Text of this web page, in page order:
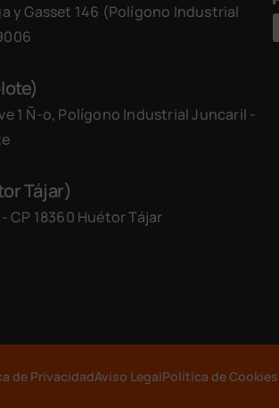
y Gasset 146 (Polígono Industrial
1 Ñ-o, Polígono Industrial Juncaril -
Tájar)
CP 18360 Huétor Tájar
de PrivacidadAviso LegalPolítica de Cookies